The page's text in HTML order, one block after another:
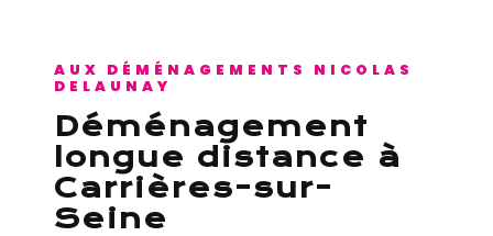
AUX DÉMÉNAGEMENTS NICOLAS
DELAUNAY
déménagement
longue distance à
Carrières-sur-
Seine